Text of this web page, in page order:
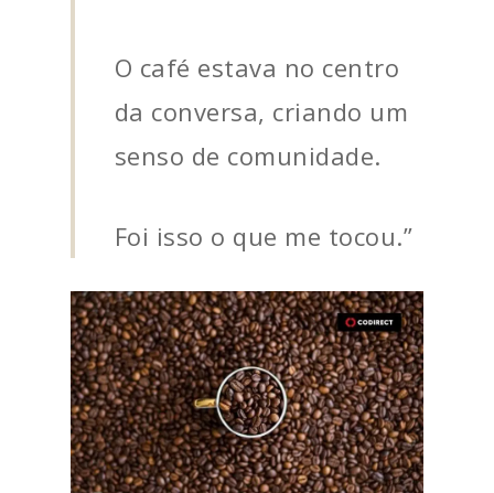
O café estava no centro
da conversa, criando um
senso de comunidade.
Foi isso o que me tocou.”